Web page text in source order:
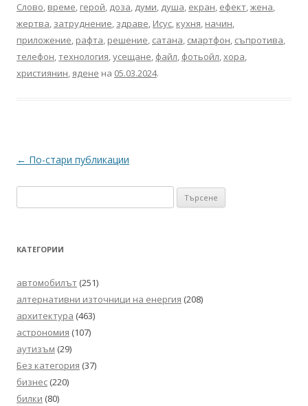
Слово, време, герой, доза, думи, душа, екран, ефект,жена,
жертва, затруднение, здраве, Исус, кухня, начин,
приложение, рафта, решение, сатана, смартфон, съпротива,
телефон,технология,усещане, файл, фотьойл,хора,
християнин,ядене на 05.03.2024.
Навигация
← По-стари публикации
за:
КАТЕГОРИИ
автомобилът (251)
алтернативни източници на енергия (208)
архитектура (463)
астрономия (107)
аутизъм (29)
Без категория (37)
бизнес (220)
билки (80)